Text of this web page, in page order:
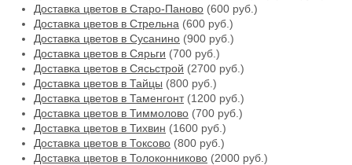
Доставка цветов в Старо-Паново (600 руб.)
Доставка цветов в Стрельна (600 руб.)
Доставка цветов в Сусанино (900 руб.)
Доставка цветов в Сярьги (700 руб.)
Доставка цветов в Сясьстрой (2700 руб.)
Доставка цветов в Тайцы (800 руб.)
Доставка цветов в Таменгонт(1200 руб.)
Доставка цветов в Тиммолово (700 руб.)
Доставка цветов в Тихвин (1600 руб.)
Доставка цветов в Токсово (800 руб.)
Доставка цветов в Толоконниково (2000 руб.)